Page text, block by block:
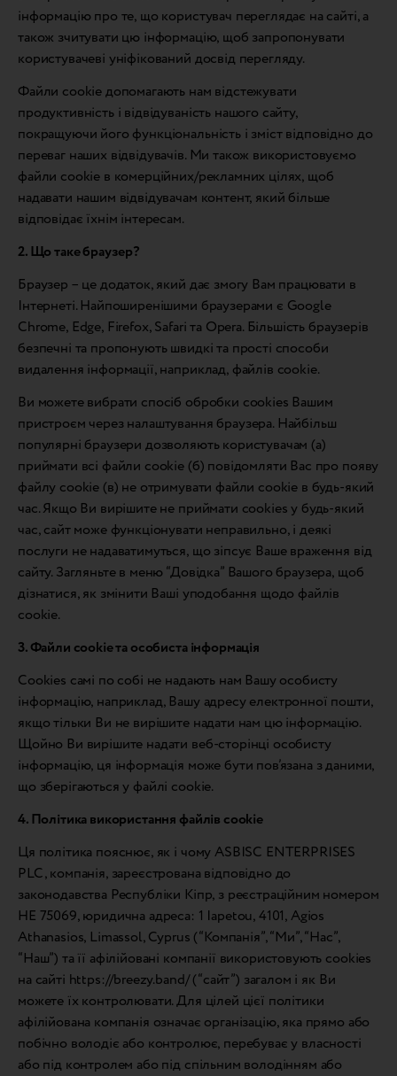
інформацію про те, що користувач переглядає на сайті, а
також зчитувати цю інформацію, щоб запропонувати
користувачеві уніфікований досвід перегляду.
Файли cookie допомагають нам відстежувати
продуктивність і відвідуваність нашого сайту,
покращуючи його функціональність і зміст відповідно до
переваг наших відвідувачів. Ми також використовуємо
файли cookie в комерційних/рекламних цілях, щоб
надавати нашим відвідувачам контент, який більше
відповідає їхнім інтересам.
2. Що таке браузер?
Браузер – це додаток, який дає змогу Вам працювати в
Інтернеті. Найпоширенішими браузерами є Google
Chrome, Edge, Firefox, Safari та Opera. Більшість браузерів
безпечні та пропонують швидкі та прості способи
видалення інформації, наприклад, файлів cookie.
Ви можете вибрати спосіб обробки cookies Вашим
пристроєм через налаштування браузера. Найбільш
популярні браузери дозволяють користувачам (а)
приймати всі файли cookie (б) повідомляти Вас про появу
файлу cookie (в) не отримувати файли cookie в будь-який
час. Якщо Ви вирішите не приймати cookies у будь-який
час, сайт може функціонувати неправильно, і деякі
послуги не надаватимуться, що зіпсує Ваше враження від
сайту. Загляньте в меню “Довідка” Вашого браузера, щоб
дізнатися, як змінити Ваші уподобання щодо файлів
cookie.
3. Файли cookie та особиста інформація
Cookies самі по собі не надають нам Вашу особисту
інформацію, наприклад, Вашу адресу електронної пошти,
якщо тільки Ви не вирішите надати нам цю інформацію.
Щойно Ви вирішите надати веб-сторінці особисту
інформацію, ця інформація може бути пов’язана з даними,
що зберігаються у файлі cookie.
4. Політика використання файлів cookie
Ця політика пояснює, як і чому ASBISC ENTERPRISES
PLC, компанія, зареєстрована відповідно до
законодавства Республіки Кіпр, з реєстраційним номером
HE 75069, юридична адреса: 1 Iapetou, 4101, Agios
Athanasios, Limassol, Cyprus (“Компанія”, “Ми”, “Нас”,
“Наш”) та її афілійовані компанії використовують cookies
на сайті https://breezy.band/ (“сайт”) загалом і як Ви
можете їх контролювати. Для цілей цієї політики
афілійована компанія означає організацію, яка прямо або
побічно володіє або контролює, перебуває у власності
або під контролем або під спільним володінням або